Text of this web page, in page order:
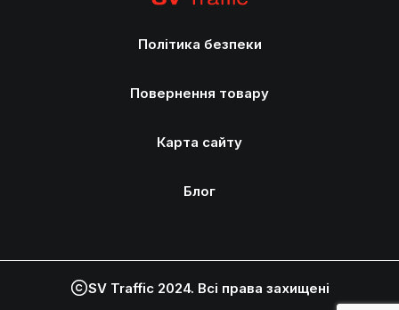
Політика безпеки
Повернення товару
Карта сайту
Блог
SV Traffic 2024. Всі права захищені